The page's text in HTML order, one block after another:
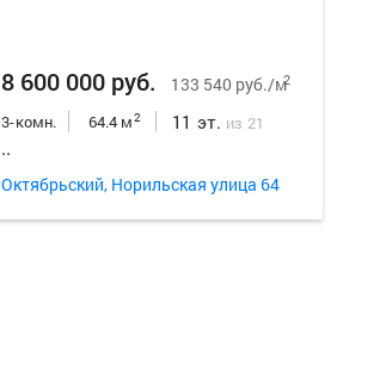
8 600 000 руб. 133 540 руб./м2
3-комн. 64.4 м2 11 эт. из 21
..
Октябрьский, Норильская улица 64